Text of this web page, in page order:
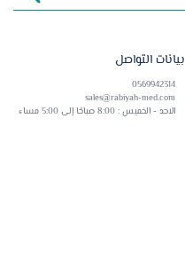
بيانات التواصل
0569942314
sales@rabiyah-med.com
الاحد - الخميس : 8:00 صباحًا إلى 5:00 مساء